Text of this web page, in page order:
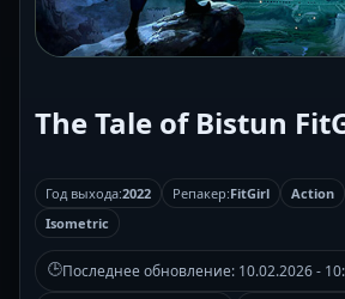
The Tale of Bistun
Год выхода:2022 Репакер:FitGirl Action
Isometric
🕒Последнее обновление: 10.02.2026 -